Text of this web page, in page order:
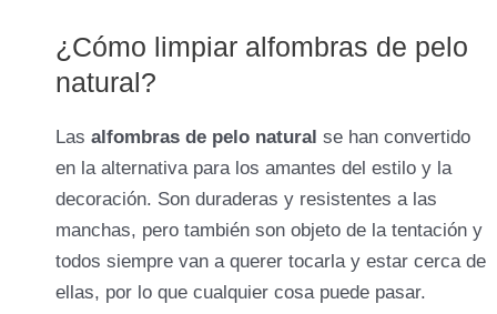
¿Cómo limpiar alfombras de pelo
natural?
Las alfombras de pelo natural se han convertido
en la alternativa para los amantes del estilo y la
decoración. Son duraderas y resistentes a las
manchas, pero también son objeto de la tentación y
todos siempre van a querer tocarla y estar cerca de
ellas, por lo que cualquier cosa puede pasar.